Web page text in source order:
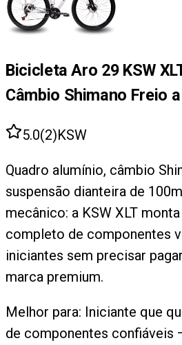
Bicicleta Aro 29 KSW
Câmbio Shimano Freio
5.0(2)KSW
Quadro alumínio, câmbio
suspensão dianteira de
mecânico: a KSW XLT
completo de componentes
iniciantes sem precisar
marca premium.
Melhor para: Iniciante que
de componentes confiáveis